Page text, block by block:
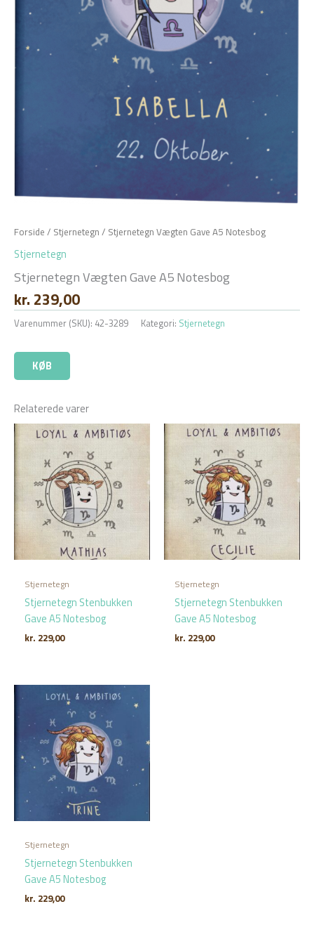
Forside / Stjernetegn / Stjernetegn Vægten Gave A5 Notesbog
Stjernetegn
Stjernetegn Vægten Gave A5 Notesbog
kr. 239,00
Varenummer (SKU): 42-3289 Kategori: Stjernetegn
KØB
Relaterede varer
Stjernetegn
Stjernetegn Stenbukken
Gave A5 Notesbog
kr. 229,00
Stjernetegn
Stjernetegn Stenbukken
Gave A5 Notesbog
kr. 229,00
Stjernetegn
Stjernetegn Stenbukken
Gave A5 Notesbog
kr. 229,00